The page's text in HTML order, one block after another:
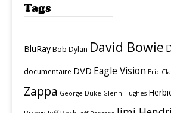
Tags
BluRayBob Dylan David Bowie
documentaire DVD Eagle Vision Eric
Zappa George Duke Glenn Hughes